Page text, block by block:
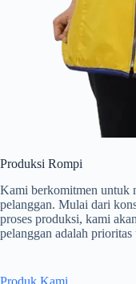
Produksi Rompi
Kami berkomitmen untuk
pelanggan. Mulai dari
proses produksi, kami
pelanggan adalah prioritas
Produk Kami